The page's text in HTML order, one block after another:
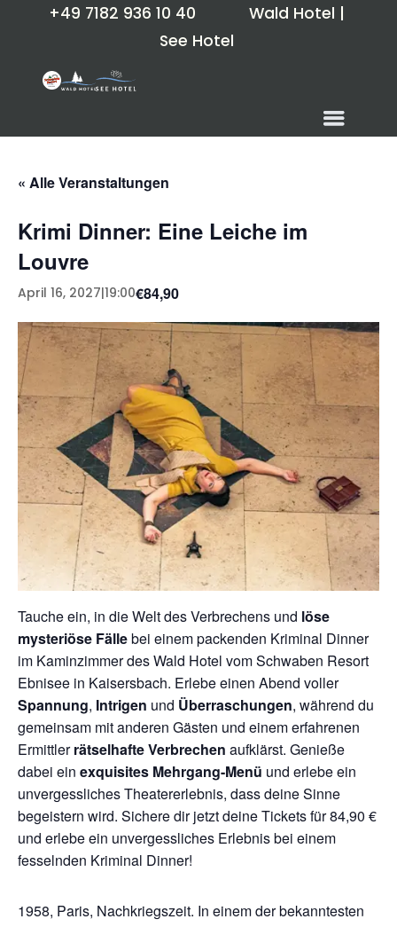
+49 7182 936 10 40 Wald Hotel |
See Hotel
« Alle Veranstaltungen
Krimi Dinner: Eine Leiche im
Louvre
April 16, 2027|19:00€84,90
Tauche ein, in die Welt des Verbrechens und löse
mysteriöse Fällebei einem packenden Kriminal Dinner
im Kaminzimmer des Wald Hotel vom Schwaben Resort
Ebnisee in Kaisersbach. Erlebe einen Abend voller
Spannung, Intrigen und Überraschungen, während du
gemeinsam mit anderen Gästen und einem erfahrenen
Ermittlerrätselhafte Verbrechen aufklärst. Genieße
dabei ein exquisites Mehrgang-Menü und erlebe ein
unvergessliches Theatererlebnis, dass deine Sinne
begeistern wird. Sichere dir jetzt deine Tickets für 84,90 €
und erlebe ein unvergessliches Erlebnis bei einem
fesselnden Kriminal Dinner!
1958, Paris, Nachkriegszeit. In einem der bekanntesten